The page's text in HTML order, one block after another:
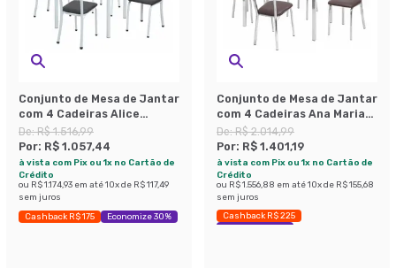
Conjunto de Mesa de Jantar
com 4 Cadeiras Alice
Branco e Preto
De:R$ 1.516,99
Por: R$ 1.057,44
à vista com Pix ou 1x no Cartão de
Crédito
ou R$ 1.174,93 em até10x de R$ 117,49
sem juros
Cashback R$ 175 Economize 30%
Conjunto de Mesa de Jantar
com 4 Cadeiras Ana Maria
Marrom e Cromado
De:R$ 2.014,99
Por: R$ 1.401,19
à vista com Pix ou 1x no Cartão de
Crédito
ou R$ 1.556,88 em até10x de R$ 155,68
sem juros
Cashback R$ 225
Economize 30%